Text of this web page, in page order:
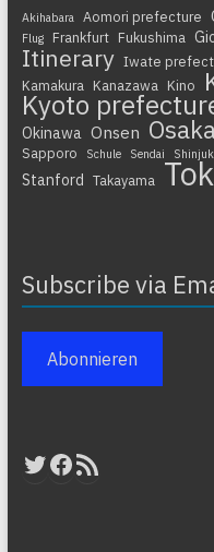
Akihabara Aomori prefecture
Flug Frankfurt Fukushima
Itinerary Iwate
Kamakura
Kanazawa Kino
Kyoto
Okinawa Onsen
Sapporo Schule Sendai
Stanford Takayama
Subscribe via
Abonnieren
Twitter
Facebook
RSS-Feed